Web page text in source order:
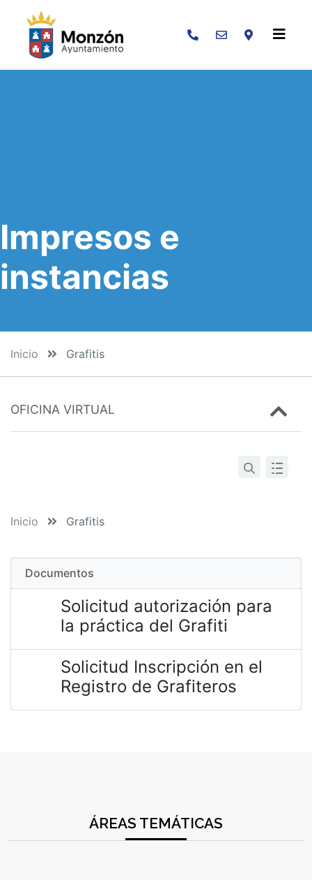
Buscar
Impresos e
instancias
Inicio Grafitis
OFICINA VIRTUAL
Inicio Grafitis
Documentos
Solicitud autorización para
la práctica del Grafiti
Solicitud Inscripción en el
Registro de Grafiteros
ÁREAS TEMÁTICAS